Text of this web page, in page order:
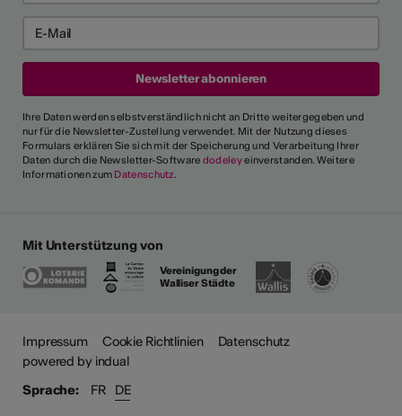
Ihre Daten werden selbstverständlich nicht an Dritte weitergegeben und
nur für die Newsletter-Zustellung verwendet. Mit der Nutzung dieses
Formulars erklären Sie sich mit der Speicherung und Verarbeitung Ihrer
Daten durch die Newsletter-Software dodeleyeinverstanden. Weitere
Informationen zum Datenschutz.
Mit Unterstützung von
Vereinigung der
Walliser Städte
Impressum Cookie Richtlinien
Datenschutz
powered by indual
Sprache:
FR DE